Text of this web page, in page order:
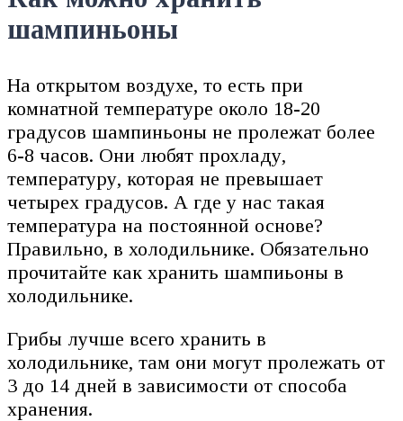
шампиньоны
На открытом воздухе, то есть при
комнатной температуре около 18-20
градусов шампиньоны не пролежат более
6-8 часов. Они любят прохладу,
температуру, которая не превышает
четырех градусов. А где у нас такая
температура на постоянной основе?
Правильно, в холодильнике. Обязательно
прочитайте как хранить шампиьоны в
холодильнике.
Грибы лучше всего хранить в
холодильнике, там они могут пролежать от
3 до 14 дней в зависимости от способа
хранения.